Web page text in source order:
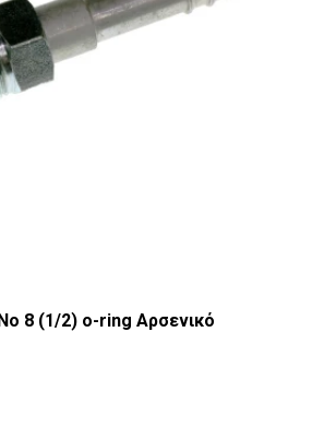
8 (1/2) o-ring Αρσενικό